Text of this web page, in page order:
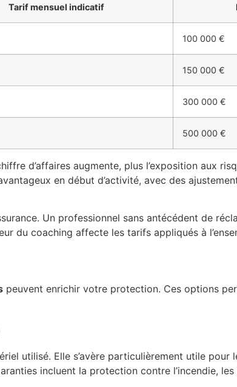
Tarif mensuel indicatif
100 000 €
150 000 €
300 000 €
500 000 €
d’affaires augmente, plus l’exposition aux
en début d’activité, avec des
Un professionnel sans antécédent de
du coaching affecte les tarifs appliqués à
peuvent enrichir votre protection. Ces options
utilisé. Elle s’avère particulièrement utile pour
incluent la protection contre l’incendie,